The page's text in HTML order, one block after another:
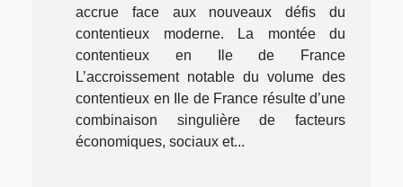
accrue face aux nouveaux défis du
contentieux moderne. La montée du
contentieux en Ile de France
L’accroissement notable du volume des
contentieux en Ile de France résulte d’une
combinaison singulière de facteurs
économiques, sociaux et...